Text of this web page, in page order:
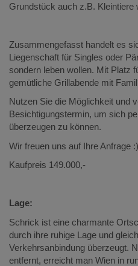
Grundstück auch z.B. Kleintiere
Zusammengefasst handelt es
Liegenschaft für Singles oder
sondern leben wollen. Mit Platz
gemütliche Grillabende mit
Nutzen Sie die Möglichkeit und
Besichtigungstermin, um sich
überzeugen zu können.
Wir freuen uns auf Ihre Anfrage :)
Kaufpreis 149.000,-
Lage:
Schrick ist eine charmante
durch ihre ruhige Lage und
Verkehrsanbindung überzeugt.
entfernt, erreicht man Wien in